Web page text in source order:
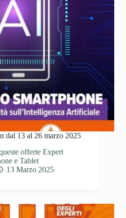
dal 13 al 26 marzo 2025
offerte Expert
e Tablet
13 Marzo 2025